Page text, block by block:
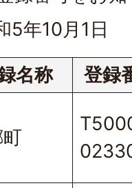
5年10月1日
名称 登録